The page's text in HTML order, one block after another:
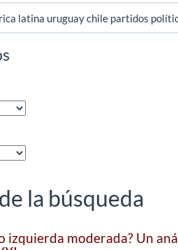
la búsqueda
izquierda moderada? Un